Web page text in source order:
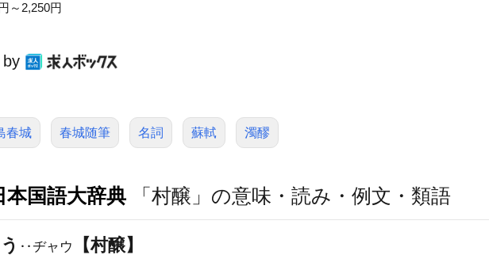
～2,250円
by
春城 春城随筆 名詞 蘇軾 濁醪
本国語大辞典 「村醸」の意味・読み・例文・類語
‥ヂャウ 【村醸】